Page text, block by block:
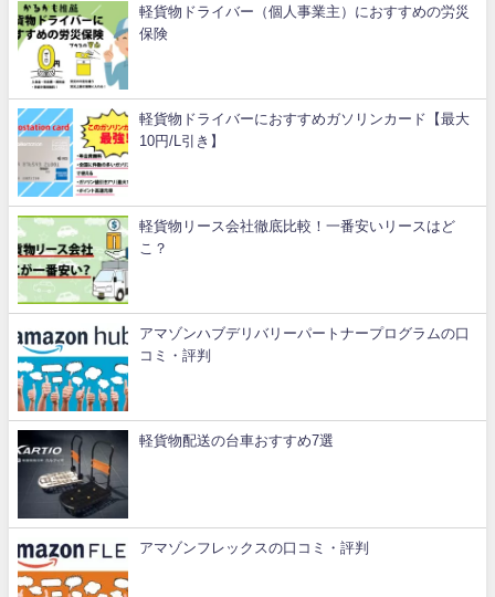
軽貨物ドライバー（個人事業主）におすすめの労災
保険
軽貨物ドライバーにおすすめガソリンカード【最大
10円/L引き】
軽貨物リース会社徹底比較！一番安いリースはど
こ？
アマゾンハブデリバリーパートナープログラムの口
コミ・評判
軽貨物配送の台車おすすめ7選
アマゾンフレックスの口コミ・評判